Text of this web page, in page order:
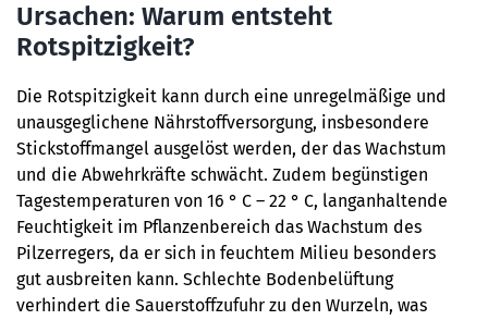
Ursachen: Warum entsteht
Rotspitzigkeit?
Die Rotspitzigkeit kann durch eine unregelmäßige und
unausgeglichene Nährstoffversorgung, insbesondere
Stickstoffmangel ausgelöst werden, der das Wachstum
und die Abwehrkräfte schwächt. Zudem begünstigen
Tagestemperaturen von 16 ° C – 22 ° C, langanhaltende
Feuchtigkeit im Pflanzenbereich das Wachstum des
Pilzerregers, da er sich in feuchtem Milieu besonders
gut ausbreiten kann. Schlechte Bodenbelüftung
verhindert die Sauerstoffzufuhr zu den Wurzeln, was